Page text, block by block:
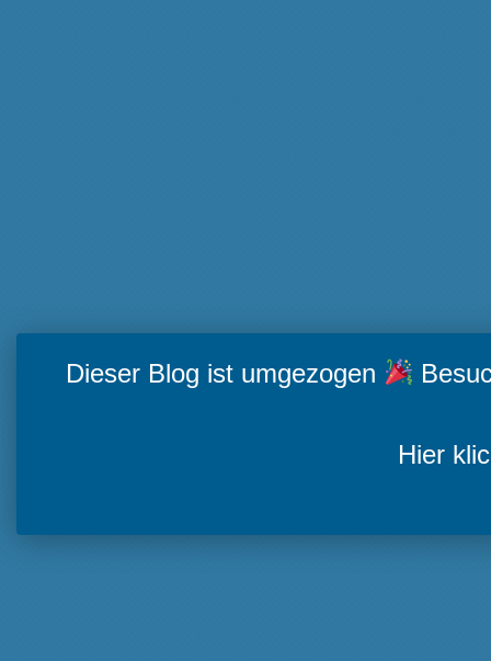
Dieser Blog ist umgezogen
Hier